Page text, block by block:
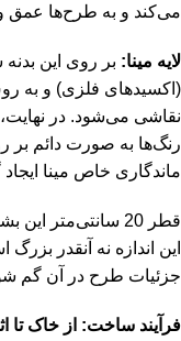
می‌کند و به طرح‌ها
لایه مینا: بر روی این
(اکسیدهای فلزی) و به
نقاشی می‌شود. در نهایت،
رنگ‌ها به صورت دائم
ماندگاری خاص مینا ایجاد
قطر 20 سانتی‌متر
این اندازه نه آنقدر
جزئیات طرح در آن گم
فرآیند ساخت: از خاک تا